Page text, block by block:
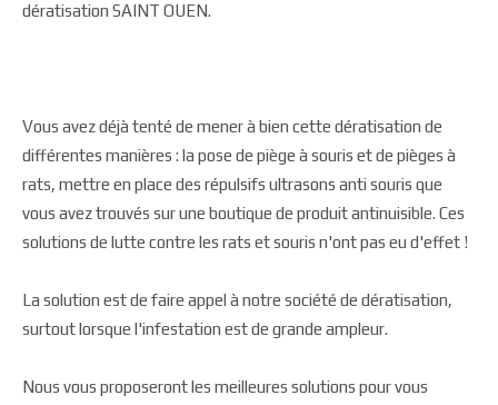
dératisation SAINT OUEN.
Vous avez déjà tenté de mener à bien cette dératisation de
différentes manières : la pose de piège à souris et de pièges à
rats, mettre en place des répulsifs ultrasons anti souris que
vous avez trouvés sur une boutique de produit antinuisible. Ces
solutions de lutte contre les rats et souris n'ont pas eu d'effet !
La solution est de faire appel à notre société de dératisation,
surtout lorsque l'infestation est de grande ampleur.
Nous vous proposeront les meilleures solutions pour vous